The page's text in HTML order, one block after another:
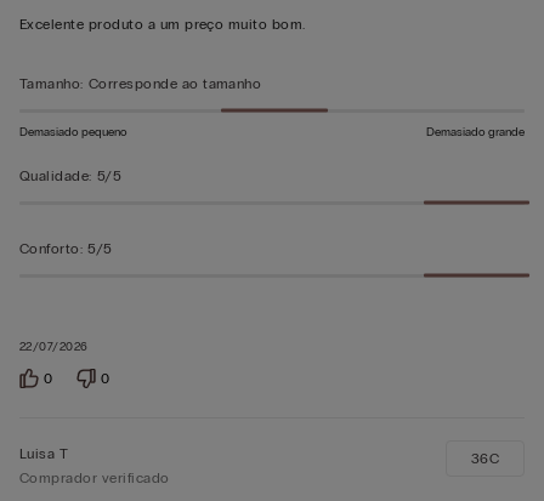
em
22/07/2026
Excelente produto a um preço muito bom.
Tamanho: Corresponde ao tamanho
Demasiado pequeno Demasiado grande
Qualidade: 5/5
Conforto: 5/5
0 0
Luisa T
Comprador verificado
36C